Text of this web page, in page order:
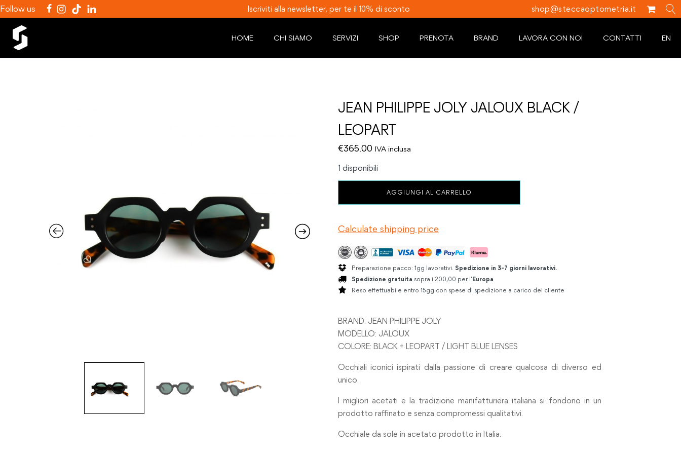
Follow us Iscriviti alla newsletter, per te il 10% di sconto shop@steccaoptometria.it
HOME CHI SIAMO SERVIZI SHOP PRENOTA BRAND LAVORA CON NOI CONTATTI EN
JEAN PHILIPPE JOLY JALOUX BLACK /
LEOPART
€365.00 IVA inclusa
1 disponibili
BLACK
LEOPART
quantità
AGGIUNGI AL CARRELLO
Calculate shipping price
Preparazione pacco: 1gg lavorativi. Spedizione in 3-7 giorni lavorativi.
Spedizione gratuita sopra i 200,00 per l'Europa
Reso effettuabile entro 15gg con spese di spedizione a carico del cliente
BRAND: JEAN PHILIPPE JOLY
MODELLO: JALOUX
COLORE: BLACK + LEOPART / LIGHT BLUE LENSES
Occhiali iconici ispirati dalla passione di creare qualcosa di diverso ed
unico.
I migliori acetati e la tradizione manifatturiera italiana si fondono in un
prodotto raffinato e senza compromessi qualitativi.
Occhiale da sole in acetato prodotto in Italia.